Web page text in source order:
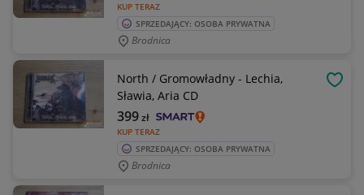
KUP TERAZ
SPRZEDAJĄCY: OSOBA PRYWATNA
Brodnica
North / Gromowładny - Lechia,
Sławia, Aria CD
KUP TERAZ
399zł
SPRZEDAJĄCY: OSOBA PRYWATNA
Brodnica